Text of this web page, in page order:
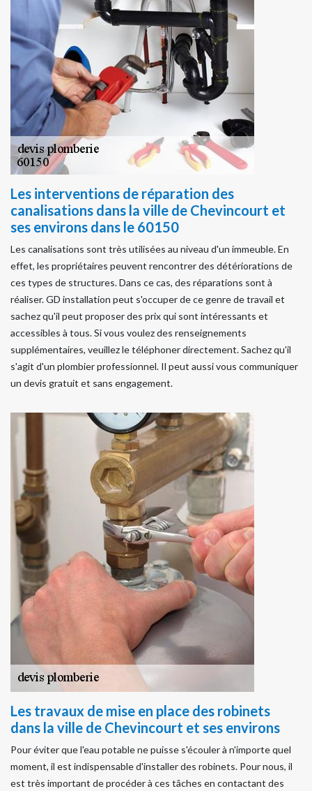
Les interventions de réparation des
canalisations dans la ville de Chevincourt et
ses environs dans le 60150
Les canalisations sont très utilisées au niveau d'un immeuble. En
effet, les propriétaires peuvent rencontrer des détériorations de
ces types de structures. Dans ce cas, des réparations sont à
réaliser. GD installation peut s'occuper de ce genre de travail et
sachez qu'il peut proposer des prix qui sont intéressants et
accessibles à tous. Si vous voulez des renseignements
supplémentaires, veuillez le téléphoner directement. Sachez qu'il
s'agit d'un plombier professionnel. Il peut aussi vous communiquer
un devis gratuit et sans engagement.
Les travaux de mise en place des robinets
dans la ville de Chevincourt et ses environs
Pour éviter que l'eau potable ne puisse s'écouler à n'importe quel
moment, il est indispensable d'installer des robinets. Pour nous, il
est très important de procéder à ces tâches en contactant des